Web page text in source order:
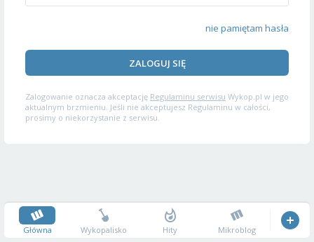
nie pamiętam hasła
ZALOGUJ SIĘ
Zalogowanie oznacza akceptację Regulaminu serwisu Wykop.pl w jego
aktualnym brzmieniu. Jeśli nie akceptujesz Regulaminu w całości,
prosimy o niekorzystanie z serwisu.
Główna Wykopalisko Hity Mikroblog